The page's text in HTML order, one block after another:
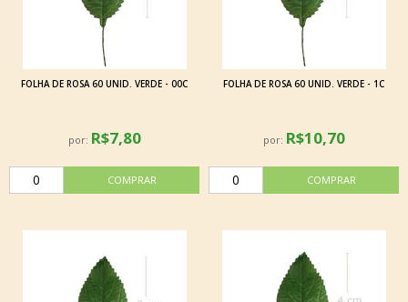
FOLHA DE ROSA 60 UNID. VERDE - 00C
por: R$7,80
FOLHA DE ROSA 60 UNID. VERDE - 1C
por: R$10,70